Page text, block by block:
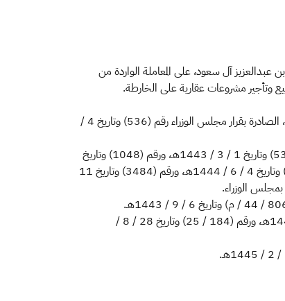
عبدالعزيز آل سعود، على المعاملة الواردة من
وبعد الاطلاع على الضوابط المتعلقة ببيع أو تأجير وحدات عقارية على الخارطة، الصادرة بقرار مجلس الوزراء رقم (536) وتاريخ 4 /
وبعد الاطلاع على المذكرات رقم (1689) وتاريخ 24 / 9 / 1442هـ، ورقم (534) وتاريخ 1 / 3 / 1443هـ، ورقم (1048) وتاريخ
15 / 5 / 1443هـ، ورقم (1925) وتاريخ 24 / 8 / 1443هـ، ورقم (1718) وتاريخ 4 / 6 / 1444هـ، ورقم (3484) وتاريخ 11
وبعد النظر في قراري مجلس الشورى رقم (306 / 45) وتاريخ 28 / 11 / 1443هـ، ورقم (184 / 25) وتاريخ 28 / 8 /